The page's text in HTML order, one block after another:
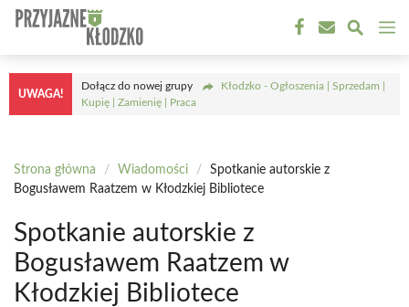
Przejdź
treści
UWAGA!
Dołącz do nowej grupy
Kłodzko - Ogłoszenia | Sprzedam |
Kupię | Zamienię | Praca
Strona główna / Wiadomości /
Spotkanie autorskie z
Bogusławem Raatzem w Kłodzkiej Bibliotece
Spotkanie autorskie z
Bogusławem Raatzem w
Kłodzkiej Bibliotece